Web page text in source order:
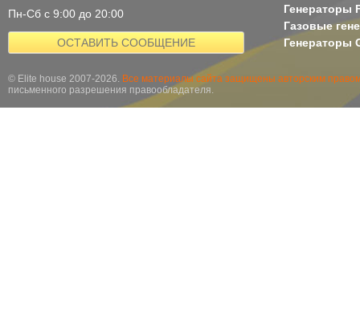
Пн-Сб с 9:00 до 20:00
ОСТАВИТЬ СООБЩЕНИЕ
Генераторы
Газовые
Генераторы
© Elite house 2007-2026. Все материалы сайта защищены авторским
письменного разрешения правообладателя.